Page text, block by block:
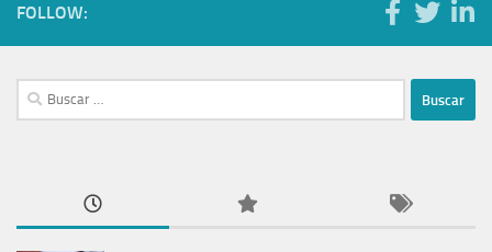
FOLLOW:
Buscar: